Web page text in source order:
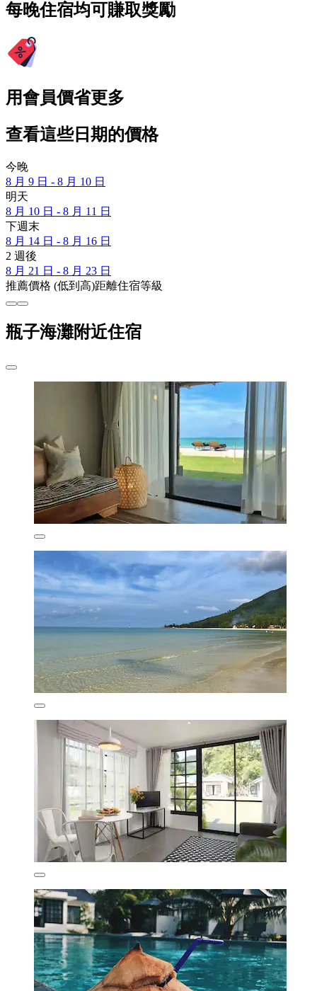
每晚住宿均可賺取獎勵
用會員價省更多
查看這些日期的價格
今晚
8 月 9 日 - 8 月 10 日
明天
8 月 10 日 - 8 月 11 日
下週末
8 月 14 日 - 8 月 16 日
2 週後
8 月 21 日 - 8 月 23 日
推薦價格 (低到高)距離住宿等級
瓶子海灘附近住宿